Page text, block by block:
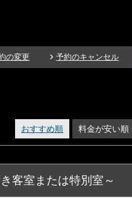
の変更 予約のキャンセル
おすすめ順 料金が安い順
客室または特別室～